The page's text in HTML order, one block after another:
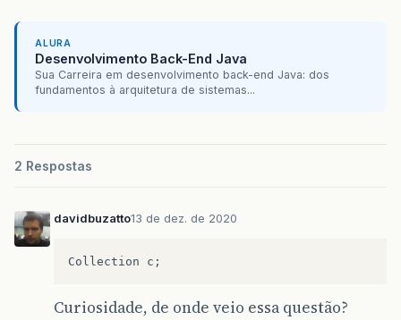
ALURA
Desenvolvimento Back-End Java
Sua Carreira em desenvolvimento back-end Java: dos
fundamentos à arquitetura de sistemas...
2 Respostas
davidbuzatto13 de dez. de 2020
Collection c ;
Curiosidade, de onde veio essa questão?